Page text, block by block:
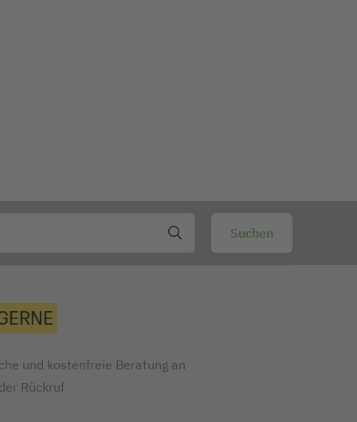
und kostenfreie Beratung an
Rückruf